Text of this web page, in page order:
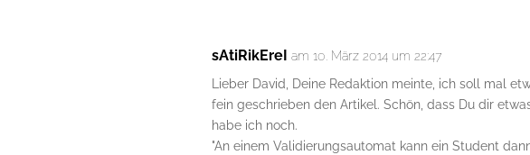
sAtiRikEreI am 10. März 2014 um 22:47
Lieber David, Deine Redaktion meinte, ich soll mal
fein geschrieben den Artikel. Schön, dass Du dir
habe ich noch.
"An einem Validierungsautomat kann ein Student